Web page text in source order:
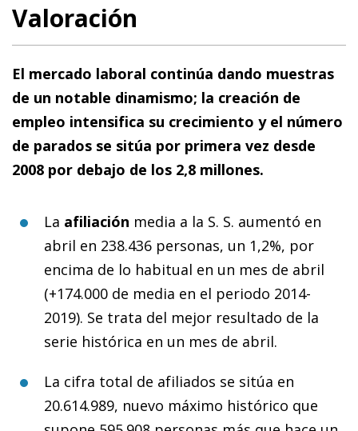
Valoración
El mercado laboral continúa dando muestras
de un notable dinamismo; la creación de
empleo intensifica su crecimiento y el número
de parados se sitúa por primera vez desde
2008 por debajo de los 2,8 millones.
La afiliación media a la S. S. aumentó en
abril en 238.436 personas, un 1,2%, por
encima de lo habitual en un mes de abril
(+174.000 de media en el periodo 2014-
2019). Se trata del mejor resultado de la
serie histórica en un mes de abril.
La cifra total de afiliados se sitúa en
20.614.989, nuevo máximo histórico que